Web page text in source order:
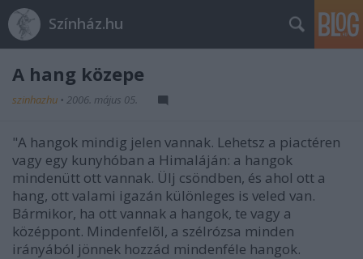
Színház.hu
A hang közepe
szinhazhu • 2006. május 05.
"A hangok mindig jelen vannak. Lehetsz a piactéren
vagy egy kunyhóban a Himaláján: a hangok
mindenütt ott vannak. Ülj csöndben, és ahol ott a
hang, ott valami igazán különleges is veled van.
Bármikor, ha ott vannak a hangok, te vagy a
középpont. Mindenfelõl, a szélrózsa minden
irányából jönnek hozzád mindenféle hangok.